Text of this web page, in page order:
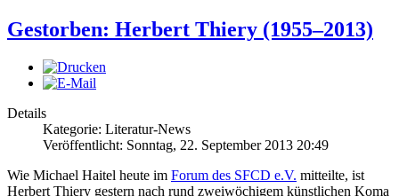
Gestorben: Herbert Thiery (1955–2013)
Details
Kategorie: Literatur-News
Veröffentlicht: Sonntag, 22. September 2013 20:49
Wie Michael Haitel heute im Forum des SFCD e.V. mitteilte, ist
Herbert Thiery gestern nach rund zweiwöchigem künstlichen Koma